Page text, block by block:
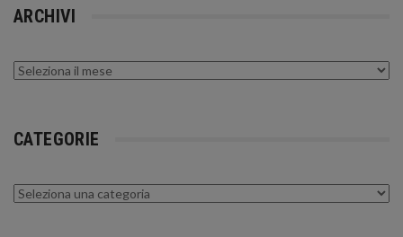
ARCHIVI
Archivi
CATEGORIE
Categorie